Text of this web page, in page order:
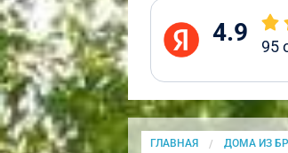
4.9 95
ГЛАВНАЯ ДОМА ИЗ